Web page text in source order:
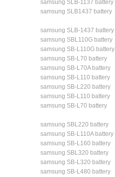
samsung SLB-1137 battery
samsung SLB1437 battery
samsung SLB-1437 battery
samsung SBL110G battery
samsung SB-L110G battery
samsung SB-L70 battery
samsung SB-L70A battery
samsung SB-L110 battery
samsung SB-L220 battery
samsung SB-L110 battery
samsung SB-L70 battery
samsung SBL220 battery
samsung SB-L110A battery
samsung SB-L160 battery
samsung SBL320 battery
samsung SB-L320 battery
samsung SB-L480 battery